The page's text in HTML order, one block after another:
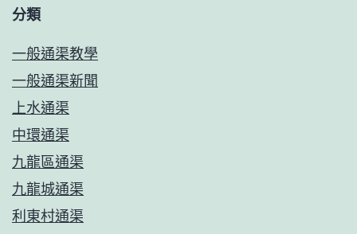
分類
一般通渠教學
一般通渠新聞
上水通渠
中環通渠
九龍區通渠
九龍城通渠
利東村通渠